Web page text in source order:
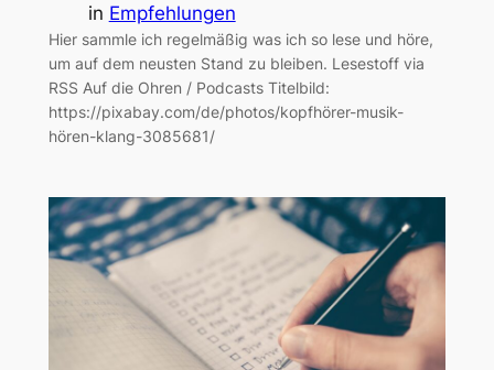
in Empfehlungen
Hier sammle ich regelmäßig was ich so lese und höre,
um auf dem neusten Stand zu bleiben. Lesestoff via
RSS Auf die Ohren / Podcasts Titelbild:
https://pixabay.com/de/photos/kopfhörer-musik-
hören-klang-3085681/